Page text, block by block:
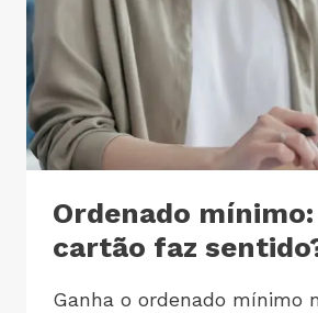
Ordenado
cartão faz
Ganha o ordenado mínimo